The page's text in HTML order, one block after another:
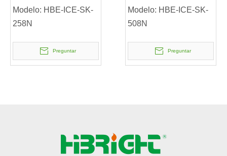
por aire de tipo modular
Chewblet de 250 KG/24H
con depósito de
Modelo: HBE-ICE-SK-
258N
Preguntar
por aire de tipo modular
Chewblet de 560 KG/24H
con depósito de
Modelo: HBE-ICE-SK-
508N
Preguntar